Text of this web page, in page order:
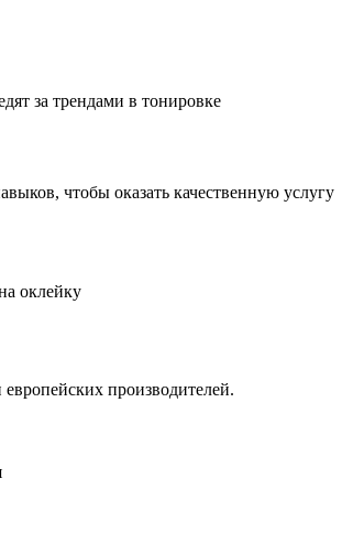
за трендами в тонировке
чтобы оказать качественную услугу
оклейку
производителей.